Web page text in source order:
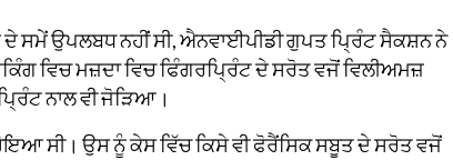
ਸਮੇਂ ਉਪਲਬਧ ਨਹੀਂ ਸੀ, ਐਨਵਾਈਪੀਡੀ ਗੁਪਤ ਪ੍ਰਿੰਟ ਸੈਕਸ਼ਨ ਨੇ
ਵਿਚ ਮਜ਼ਦਾ ਵਿਚ ਫਿੰਗਰਪ੍ਰਿੰਟ ਦੇ ਸਰੋਤ ਵਜੋਂ ਵਿਲੀਅਮਜ਼
ਨਾਲ ਵੀ ਜੋੜਿਆ।
ਸੀ। ਉਸ ਨੂੰ ਕੇਸ ਵਿੱਚ ਕਿਸੇ ਵੀ ਫੋਰੈਂਸਿਕ ਸਬੂਤ ਦੇ ਸਰੋਤ ਵਜੋਂ